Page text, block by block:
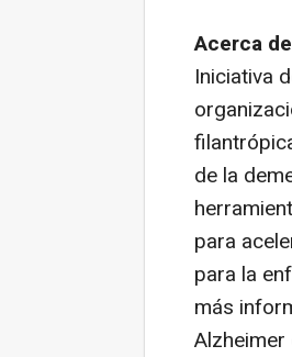
Acerca
Iniciativa
de la
para
para la
más
Alzheimer